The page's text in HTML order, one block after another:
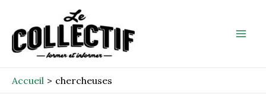
contenu
Accueil chercheuses